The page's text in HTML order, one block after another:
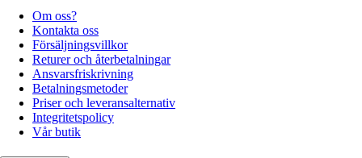
Om oss?
Kontakta oss
Försäljningsvillkor
Returer och återbetalningar
Ansvarsfriskrivning
Betalningsmetoder
Priser och leveransalternativ
Integritetspolicy
Vår butik